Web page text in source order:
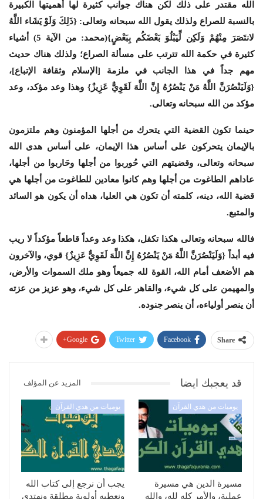
الله مقتدر على ذلك لكن هناك جوانب كثيرة لها أهميتها الكبيرة
بالنسبة للصراع ولذلك يقول الله سبحانه وتعالى: {ذَلِكَ وَلَوْ يَشَاء اللَّهُ
لانتَصَرَ مِنْهُمْ وَلَكِن لِّيَبْلُوَ بَعْضَكُم بِبَعْضٍ}(محمد: من الآية 5) أشياء
كثيرة في حكمة الله تترتب على مسألة الصراع؛ ولذلك هناك حديث
مهم جداً في هذا الجانب في ملزمة [الإسلام وثقافة الإتباع]،
{وَلَيَنْصُرَنَّ اللَّهُ مَنْ يَنْصُرُهُ إِنَّ اللَّهَ لَقَوِيٌّ عَزِيزٌ} وهذا وعد مؤكد، وعد
مؤكد من الله سبحانه وتعالى.
حينما تكون القضية التي يتحرك من أجلها المؤمنون وهم ملتزمون
بالإيمان يتحركون على أساس هذا الإيمان، على أساس هدى الله
سبحانه وتعالى، وقضيتهم التي حُوربوا من أجلها وحَاربوا من أجلها،
عاداهم الطاغوت من أجلها وهم كانوا معادين للطاغوت من أجلها هي
قضية الله، دينه، كلمته أن تكون هي العليا، هداه أن يكون هو السائد
والمتبع.
فالله سبحانه وتعالى هكذا تكفل، هكذا وعد وعداً قاطعاً مؤكداً لا ريب
فيه أبداً {وَلَيَنْصُرَنَّ اللَّهُ مَنْ يَنْصُرُهُ إِنَّ اللَّهَ لَقَوِيٌّ عَزِيزٌ} قوي، والآخرون
هم الأضعف أمام الله، القوة لله جميعاً وهو ملك السموات والأرض،
والمهيمن على كل شيء، والقاهر على كل شيء، وهو عزيز من عزته
أن ينصر أولياءه، أن ينصر جنوده.
Share
Facebook
Twitter
Google+
قد يعجبك ايضا المزيد عن المؤلف
يوميات من هدي القرآن
مسيرة الدين هي مسيرة
عملية، والأمر كله لله، والله
يوميات من هدي القرآن
يجب أن نرجع إلى كتاب الله
ونعطيه أولوية مطلقة ونهتدي